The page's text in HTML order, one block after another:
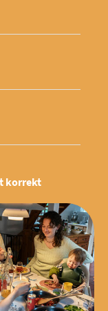
korrekt